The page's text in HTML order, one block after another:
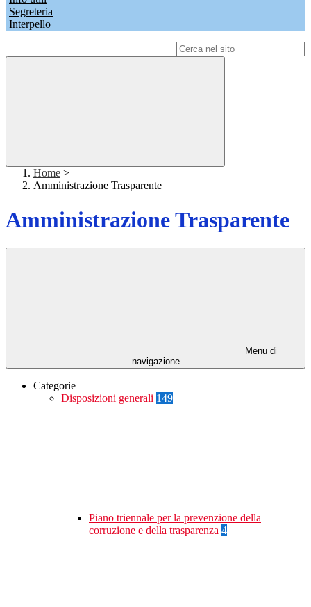
Segreteria
Interpello
Home >
Amministrazione Trasparente
Amministrazione Trasparente
Menu di
navigazione
Categorie
Disposizioni generali 149
Piano triennale per la prevenzione della
corruzione e della trasparenza 4